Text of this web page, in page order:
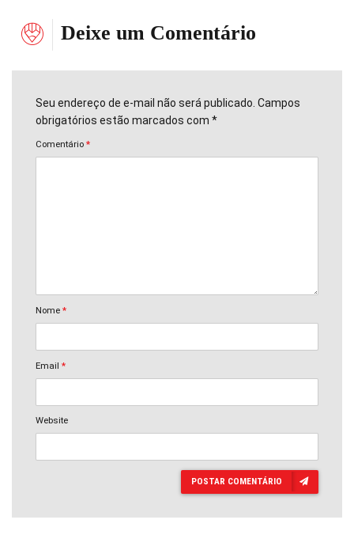
Deixe um Comentário
Seu endereço de e-mail não será publicado. Campos
obrigatórios estão marcados com *
Comentário *
Nome *
Email *
Website
POSTAR COMENTÁRIO